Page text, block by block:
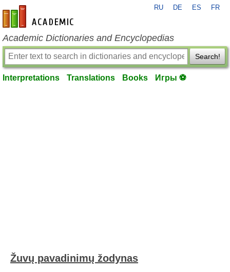
en-academic.com
RU DE ES FR
Academic Dictionaries and Encyclopedias
Search!
Interpretations Translations Books Игры ⚽
Žuvų pavadinimų žodynas